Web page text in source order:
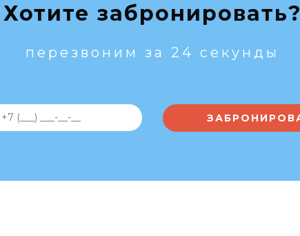
Хотите забронировать?
перезвоним за 24 секунды